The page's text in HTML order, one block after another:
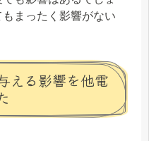
まったく影響がない
える影響を他電